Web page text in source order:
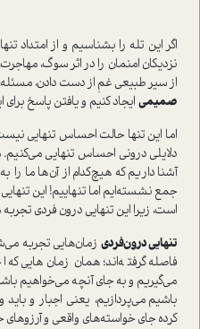
اگر این تله را بشناسیم و از امتداد
نزدیکان امنمان را در اثر سوگ،
از سیر طبیعی غمِ از دست دادن،
صمیمی ایجاد کنیم و یافتن پاسخ
اما این تنها حالت احساس تنهایی
دلایلی درونی احساس تنهایی
آشنا داریم که هیچ‌کدام از آن‌ها ما
جمع نشسته‌ایم اما تنهاییم! این
است، زیرا این تنهایی درون فردی
تنهایی درون‌فردی زمان‌هایی تجربه
فاصله گرفته‌اند؛ همان زمان‌هایی
می‌گیریم و به جای آنچه می‌خواهیم
باشیم می‌پردازیم، یعنی اجبار و باید
کرده جای خواسته‌های واقعی و آرزوهای